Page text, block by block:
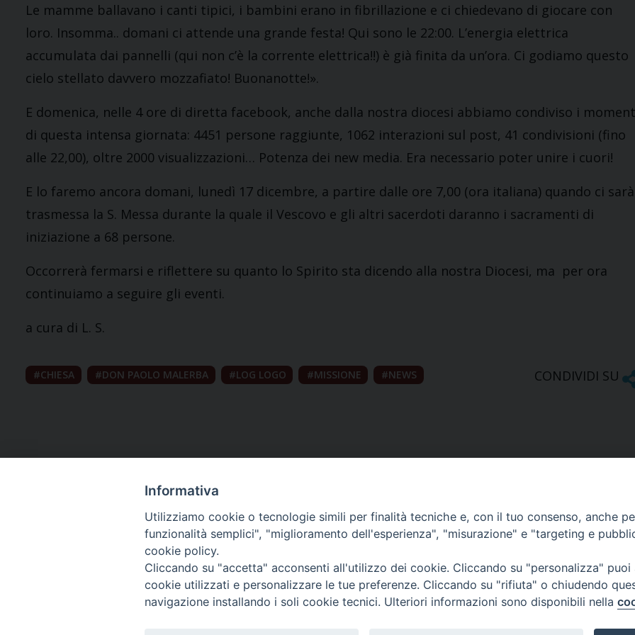
Le mamme ballavano i canti tipici, i bambini erano in fibrillazione e ci chiedevano di giocare con
loro. Insomma.. domani ci attende una grande festa! Qui sono le 22:00. L’energia elettrica
accumulata dai pannelli (qui non c’è la corrente elettrica!!) è già finita da un’ora. Ci godiamo questo
cielo stellato davvero mozzafiato! Buonanotte!».
E domenica, nelle 4 ore di diretta facebook, anche dalla nostra diocesi abbiamo condiviso i
di questa intensa giornata: 4451 persone raggiunte, 1062 interazioni sul post, 41 condivisioni (fino
alle 22,00), oltre 2000 visualizzazioni… Potenza dei new media. Era necessario poter unire i cuori!
E lo faremo ancora domani, lunedì 17 dicembre, a partire dalle ore 7,00 (ora italiana) quando ci sarà
trasmessa la S. Messa durante la quale il Vescovo e gli altri sacerdoti daranno i sacramenti di
iniziazione a 68 persone.
Occorrerà fermarsi e riflettere su quanto lo Spirito sta dicendo alla nostra Diocesi, ma per ora
continuiamo a seguire gli eventi.
a cura di L. S.
CHIESA DON PAOLO MALERBA LOG LOGO MISSIONE NEWS CONDIVIDI SU
Piazza Giovene 4 – 70056 Molfetta (BA)
Ufficio Comunicazioni sociali
Piazza Giovene 4 – 70056 Molfetta (BA)
comunicazionisociali@diocesimolfetta.it
Informativa
Utilizziamo cookie o tecnologie simili per finalità tecniche e, con il tuo consenso, anche
funzionalità semplici", "miglioramento dell'esperienza", "misurazione" e "targeting e
cookie policy.
Cliccando su "accetta" acconsenti all'utilizzo dei cookie. Cliccando su "personalizza"
cookie utilizzati e personalizzare le tue preferenze. Cliccando su "rifiuta" o chiudendo
navigazione installando i soli cookie tecnici. Ulteriori informazioni sono disponibili nella